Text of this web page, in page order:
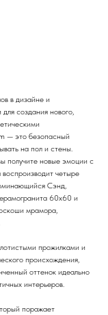
в дизайне и
создания нового,
— это безопасный
на пол и стены.
получите новые эмоции с
четыре
Сэнд,
60х60 и
мрамора,
прожилками и
происхождения,
оттенок идеально
интерьеров.
поражает